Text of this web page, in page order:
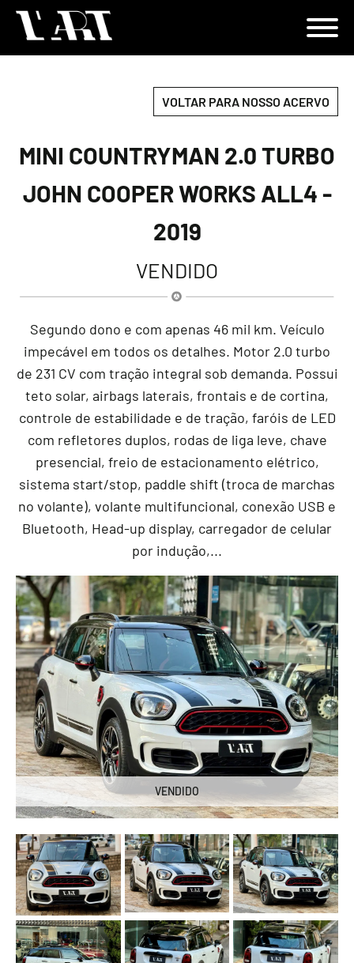
VOLTAR PARA NOSSO ACERVO
MINI COUNTRYMAN 2.0 TURBO
JOHN COOPER WORKS ALL4 -
2019
VENDIDO
Segundo dono e com apenas 46 mil km. Veículo
impecável em todos os detalhes. Motor 2.0 turbo
de 231 CV com tração integral sob demanda. Possui
teto solar, airbags laterais, frontais e de cortina,
controle de estabilidade e de tração, faróis de LED
com refletores duplos, rodas de liga leve, chave
presencial, freio de estacionamento elétrico,
sistema start/stop, paddle shift (troca de marchas
no volante), volante multifuncional, conexão USB e
Bluetooth, Head-up display, carregador de celular
por indução,...
VENDIDO